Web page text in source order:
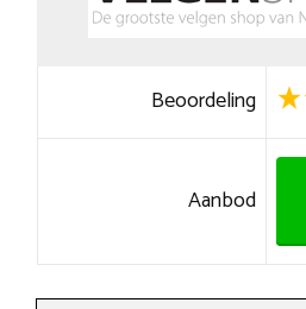
Beoordeling
Aanbod